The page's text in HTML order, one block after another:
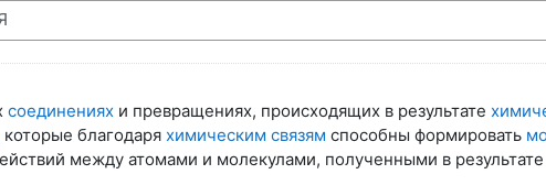
соединениях и превращениях, происходящих в результате
которые благодаря химическим связям способны формировать
между атомами и молекулами, полученными в результате